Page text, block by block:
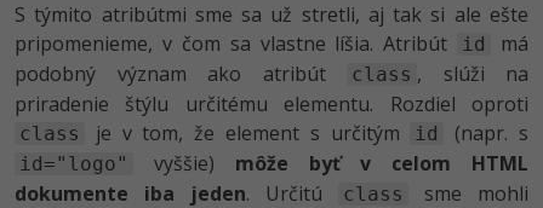
S týmito atribútmi sme sa už stretli, aj tak si ale ešte
pripomenieme, v čom sa vlastne líšia. Atribút
id
má
podobný význam ako atribút
class , slúži na
priradenie štýlu určitému elementu. Rozdiel oproti
class je v tom, že element s určitým id (napr. s
id="logo" vyššie) môže byť v celom HTML
dokumente iba jeden. Určitú class
sme mohli